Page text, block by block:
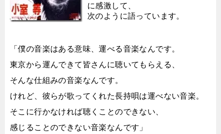
に感激して、
次のように語っています。
「僕の音楽はある意味、運べる音楽なんです。
東京から運んできて皆さんに聴いてもらえる、
そんな仕組みの音楽なんです。
けれど、 彼らが歌ってくれた長持唄は運べない音楽。
そこに行かなければ聴くことのできない、
感じることのできない音楽なんです」